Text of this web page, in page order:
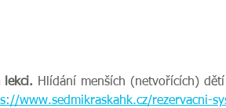
lekci. Hlídání menších (netvořících)
www.sedmikraskahk.cz/rezervacni-